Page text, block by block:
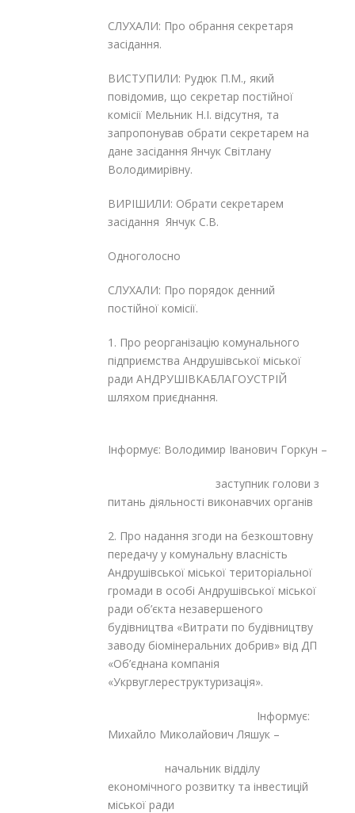
СЛУХАЛИ: Про обрання секретаря
засідання.
ВИСТУПИЛИ: Рудюк П.М., який
повідомив, що секретар постійної
комісії Мельник Н.І. відсутня, та
запропонував обрати секретарем на
дане засідання Янчук Світлану
Володимирівну.
ВИРІШИЛИ: Обрати секретарем
засідання Янчук С.В.
Одноголосно
СЛУХАЛИ: Про порядок денний
постійної комісії.
1. Про реорганізацію комунального
підприємства Андрушівської міської
ради АНДРУШІВКАБЛАГОУСТРІЙ
шляхом приєднання.
Інформує: Володимир Іванович Горкун –
заступник голови з
питань діяльності виконавчих органів
2. Про надання згоди на безкоштовну
передачу у комунальну власність
Андрушівської міської територіальної
громади в особі Андрушівської міської
ради об’єкта незавершеного
будівництва «Витрати по будівництву
заводу біомінеральних добрив» від ДП
«Об’єднана компанія
«Укрвуглереструктуризація».
Інформує:
Михайло Миколайович Ляшук –
начальник відділу
економічного розвитку та інвестицій
міської ради